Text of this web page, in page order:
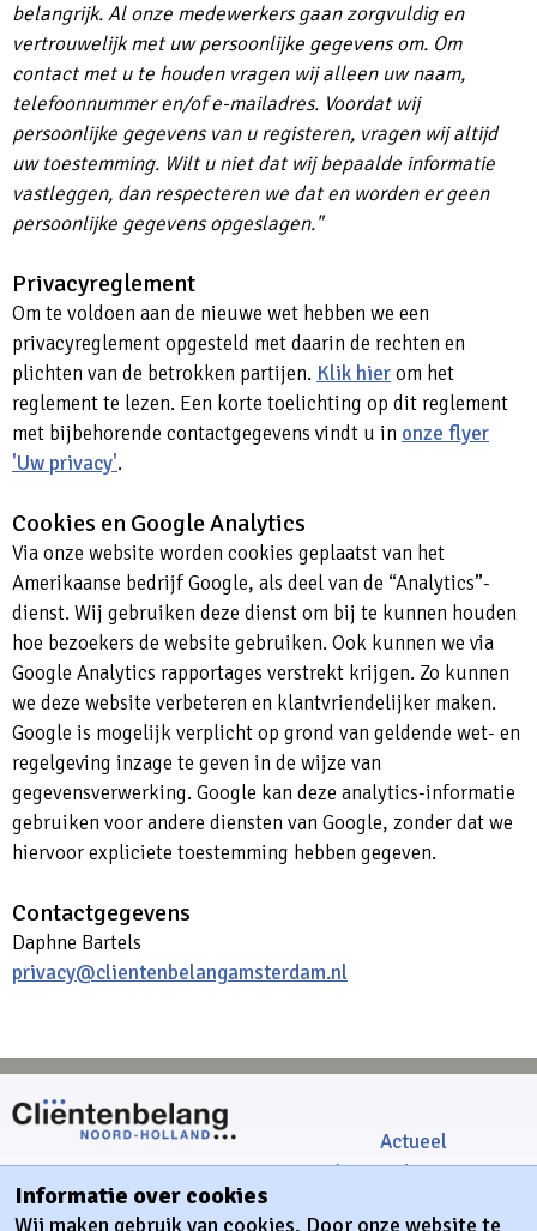
Informatie over cookies
Wij maken gebruik van cookies. Door onze website te
belangrijk. Al onze medewerkers gaan zorgvuldig en
vertrouwelijk met uw persoonlijke gegevens om. Om
contact met u te houden vragen wij alleen uw naam,
telefoonnummer en/of e-mailadres. Voordat wij
persoonlijke gegevens van u registeren, vragen wij altijd
uw toestemming. Wilt u niet dat wij bepaalde informatie
vastleggen, dan respecteren we dat en worden er geen
persoonlijke gegevens opgeslagen."
Privacyreglement
Om te voldoen aan de nieuwe wet hebben we een
privacyreglement opgesteld met daarin de rechten en
plichten van de betrokken partijen. Klik hierom het
reglement te lezen. Een korte toelichting op dit reglement
met bijbehorende contactgegevens vindt u in onze flyer
'Uw privacy'.
Cookies en Google Analytics
Via onze website worden cookies geplaatst van het
Amerikaanse bedrijf Google, als deel van de “Analytics”-
dienst. Wij gebruiken deze dienst om bij te kunnen houden
hoe bezoekers de website gebruiken. Ook kunnen we via
Google Analytics rapportages verstrekt krijgen. Zo kunnen
we deze website verbeteren en klantvriendelijker maken.
Google is mogelijk verplicht op grond van geldende wet- en
regelgeving inzage te geven in de wijze van
gegevensverwerking. Google kan deze analytics-informatie
gebruiken voor andere diensten van Google, zonder dat we
hiervoor expliciete toestemming hebben gegeven.
Contactgegevens
Daphne Bartels
privacy@clientenbelangamsterdam.nl
HUBB gebouw
Jacob Bontiusplaats 9
Actueel
Cliëntondersteuning